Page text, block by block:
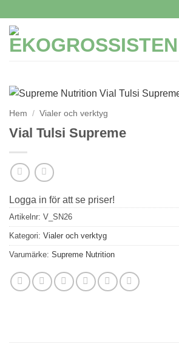
content
Hem / Vialer och verktyg
Vial Tulsi Supreme
Logga in för att se priser!
Artikelnr: V_SN26
Kategori: Vialer och verktyg
Varumärke: Supreme Nutrition